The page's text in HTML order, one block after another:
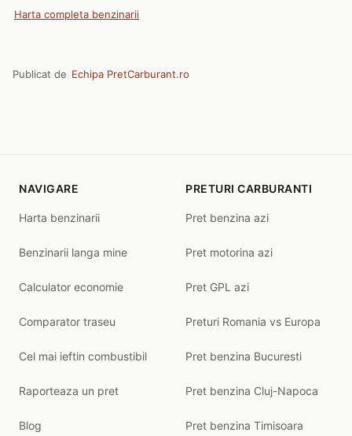
Harta completa benzinarii
Publicat de Echipa PretCarburant.ro
NAVIGARE
Harta benzinarii
Benzinarii langa mine
Calculator economie
Comparator traseu
Cel mai ieftin combustibil
Raporteaza un pret
Blog
PRETURI CARBURANTI
Pret benzina azi
Pret motorina azi
Pret GPL azi
Preturi Romania vs Europa
Pret benzina Bucuresti
Pret benzina Cluj-Napoca
Pret benzina Timisoara